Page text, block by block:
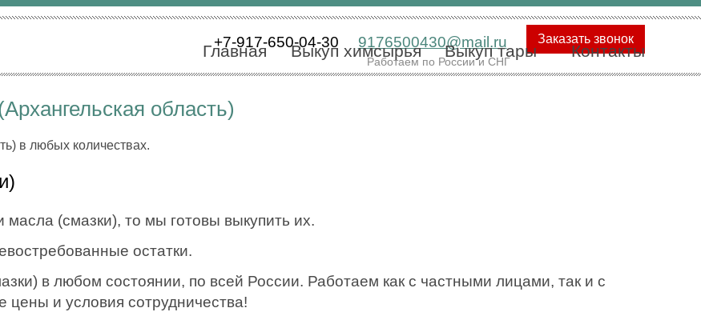
+7-917-650-04-30 9176500430@mail.ru
Работаем по России и СНГ
Заказать звонок
Главная Выкуп химсырья Выкуп тары Контакты
область)
в любых количествах.
(смазки), то мы готовы выкупить их.
остатки.
в любом состоянии, по всей России. Работаем как с частными лицами, так и с
и условия сотрудничества!